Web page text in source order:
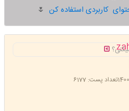
🌷
تعداد پست: 6177